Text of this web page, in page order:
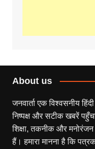
About us
जनवार्ता एक विश्वसनीय
निष्पक्ष और सटीक खबरें
शिक्षा, तकनीक और
हैं। हमारा मानना है कि